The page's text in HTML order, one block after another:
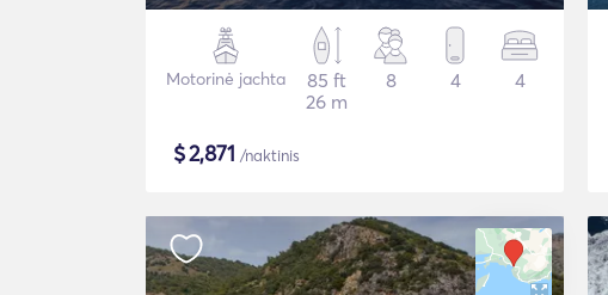
Motorinė jachta
85 ft
26 m
8 4 4
$2,871 /naktinis